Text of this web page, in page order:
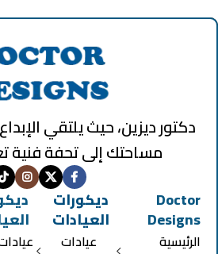
دكتور ديزين، حيث يلتقي
مساحتك إلى تحفة
Doctor
Designs
الرئيسية
ديكورات
العيادات
عيادات